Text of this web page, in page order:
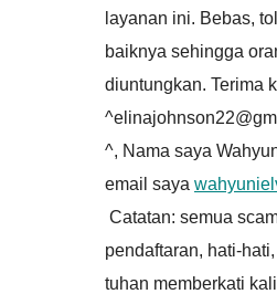
layanan ini. Bebas,
baiknya sehingga
diuntungkan. Terima
^, Nama saya
email saya
Catatan: semua
pendaftaran, hati-
tuhan memberkati